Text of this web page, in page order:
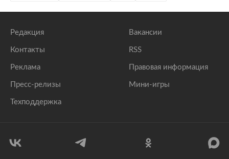
Редакция
Контакты
Реклама
Пресс-релизы
Техподдержка
Вакансии
RSS
Правовая информация
Мини-игры